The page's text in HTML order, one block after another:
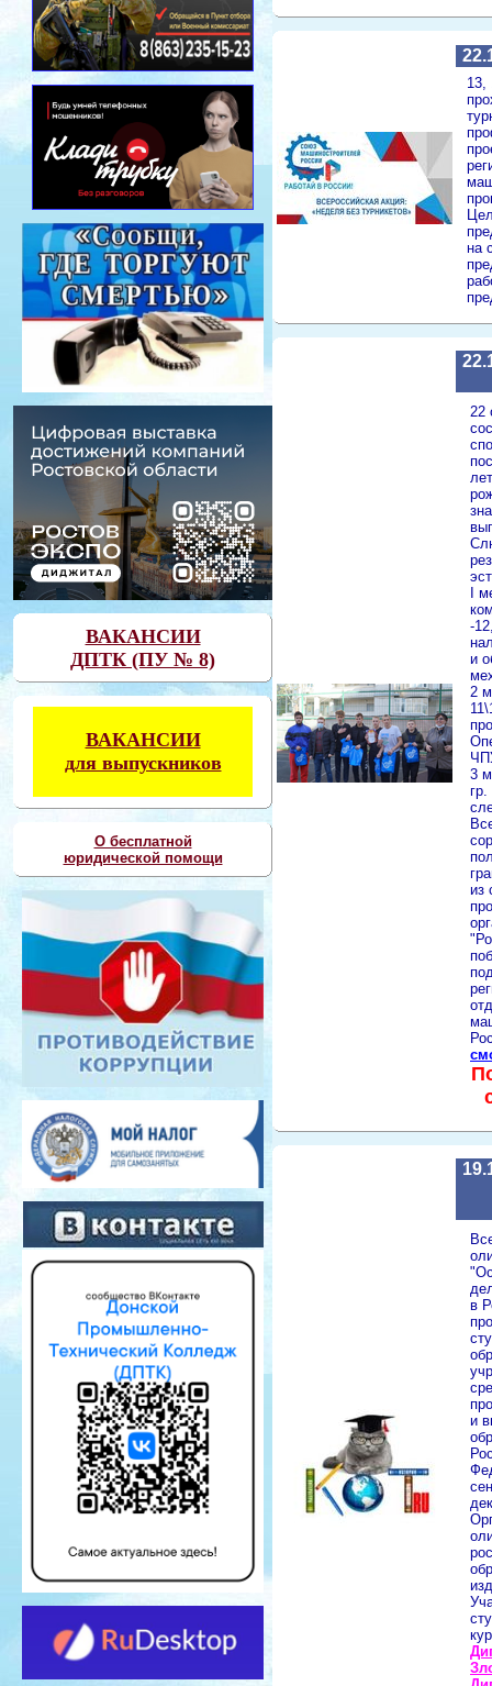
ВАКАНСИИ
ДПТК (ПУ № 8)
ВАКАНСИИ
для выпускников
О бесплатной
юридической помощи
13,
на
22
I
-
и
2
3
из
в
и